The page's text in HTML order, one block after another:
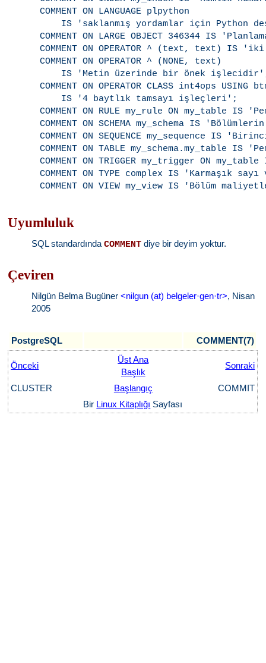
COMMENT ON LANGUAGE plpython
IS 'saklanmış yordamlar için Python
COMMENT ON LARGE OBJECT 346344 IS
COMMENT ON OPERATOR ^ (text, text)
COMMENT ON OPERATOR ^ (NONE, text)
IS 'Metin üzerinde bir önek
COMMENT ON OPERATOR CLASS int4ops USING
    IS '4 baytlık tamsayı işleçleri';
COMMENT ON RULE my_rule ON my_table
COMMENT ON SCHEMA my_schema IS
COMMENT ON SEQUENCE my_sequence
COMMENT ON TABLE my_schema.my_table
COMMENT ON TRIGGER my_trigger ON
COMMENT ON TYPE complex IS 'Karmaşık
Uyumluluk
SQL standardındaCOMMENT diye bir deyim yoktur.
Çeviren
Nilgün Belma Bugüner<nilgun (at) belgeler·gen·tr>, Nisan
2005
PostgreSQL COMMENT(7)
Önceki
Üst Ana
Başlık
Sonraki
CLUSTER Başlangıç
COMMIT
Bir Linux Kitaplığı Sayfası